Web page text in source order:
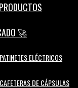
🚀
ELÉCTRICOS
DE CÁPSULAS